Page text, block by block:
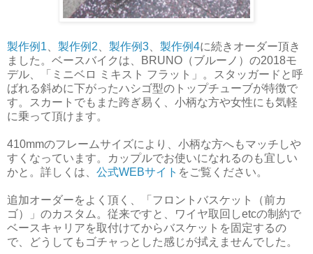
製作例1 製作例2 製作例3 製作例4に続きオーダー頂き
ました。ベースバイクは、BRUNO（ブルーノ）の2018モ
デル、「ミニベロ ミキスト フラット」。スタッガードと呼
ばれる斜めに下がったハシゴ型のトップチューブが特徴で
す。スカートでもまた跨ぎ易く、小柄な方や女性にも気軽
に乗って頂けます。
410mmのフレームサイズにより、小柄な方へもマッチしや
すくなっています。カップルでお使いになれるのも宜しい
かと。詳しくは、 公式WEBサイト をご覧ください。
追加オーダーをよく頂く、「フロントバスケット（前カ
ゴ）」のカスタム。従来ですと、ワイヤ取回しetcの制約で
ベースキャリアを取付けてからバスケットを固定するの
で、どうしてもゴチャっとした感じが拭えませんでした。